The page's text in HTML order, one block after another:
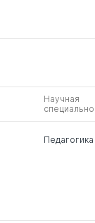
Научная
Педагогика